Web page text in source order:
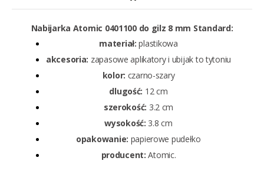
Nabijarka Atomic 0401100 do gilz 8 mm Standard:
materiał:plastikowa
akcesoria: zapasowe aplikatory i ubijak to tytoniu
kolor: czarno-szary
dlugość: 12 cm
szerokość: 3.2 cm
wysokość: 3.8 cm
opakowanie: papierowe pudełko
producent: Atomic.